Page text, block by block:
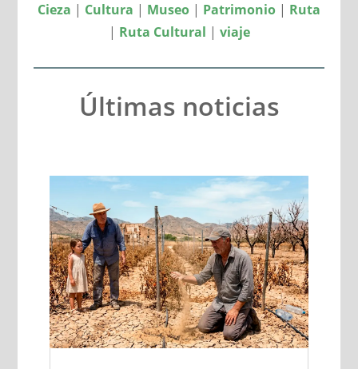
Cieza | Cultura | Museo | Patrimonio | Ruta
| Ruta Cultural | viaje
Últimas noticias